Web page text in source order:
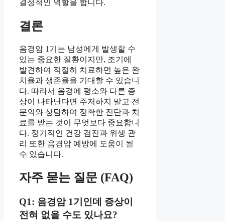
결정적인 역할을 합니다.
결론
음경암 1기는 남성에게 발생할 수
있는 중요한 질환이지만, 조기에
발견하여 적절히 치료하면 높은 완
치율과 생존율을 기대할 수 있습니
다. 따라서 음경에 평소와 다른 증
상이 나타난다면 주저하지 말고 전
문의와 상담하여 정확한 진단과 치
료를 받는 것이 무엇보다 중요합니
다. 정기적인 건강 검진과 위생 관
리 또한 음경암 예방에 도움이 될
수 있습니다.
자주 묻는 질문 (FAQ)
Q1: 음경암 1기인데 증상이
전혀 없을 수도 있나요?